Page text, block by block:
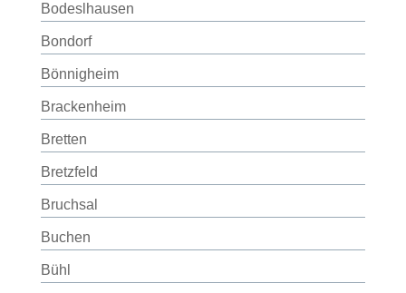
Bodeslhausen
Bondorf
Bönnigheim
Brackenheim
Bretten
Bretzfeld
Bruchsal
Buchen
Bühl